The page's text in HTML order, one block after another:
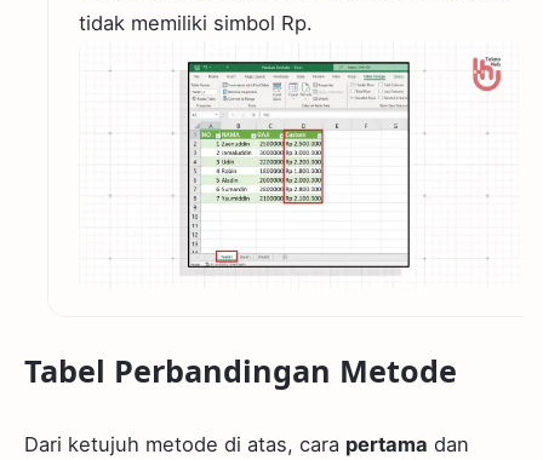
tidak memiliki simbol Rp.
Tabel Perbandingan Metode
Dari ketujuh metode di atas, cara pertama dan